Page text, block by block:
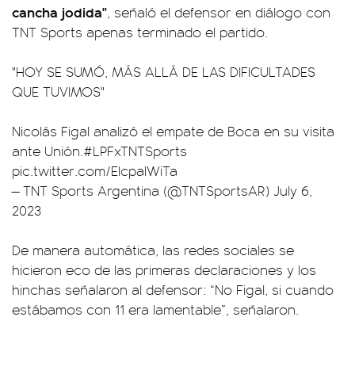
cancha jodida", señaló el defensor en diálogo con
TNT Sports apenas terminado el partido.
"HOY SE SUMÓ, MÁS ALLÁ DE LAS DIFICULTADES
QUE TUVIMOS"
Nicolás Figal analizó el empate de Boca en su visita
ante Unión.#LPFxTNTSports
pic.twitter.com/EIcpaIWiTa
— TNT Sports Argentina (@TNTSportsAR) July 6,
2023
De manera automática, las redes sociales se
hicieron eco de las primeras declaraciones y los
hinchas señalaron al defensor: “No Figal, si cuando
estábamos con 11 era lamentable”, señalaron.